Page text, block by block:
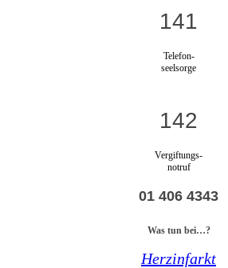
141
Telefon-
seelsorge
142
Vergiftungs-
notruf
01 406 4343
Was tun bei…?
Herzinfarkt